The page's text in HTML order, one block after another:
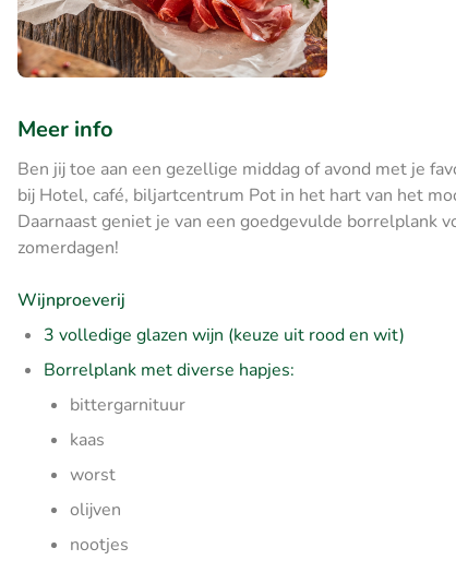
Meer info
Ben jij toe aan een gezellige middag of avond met je
bij Hotel, café, biljartcentrum Pot in het hart van het
Daarnaast geniet je van een goedgevulde borrelplank
zomerdagen!
Wijnproeverij
3 volledige glazen wijn (keuze uit rood en wit)
Borrelplank met diverse hapjes:
bittergarnituur
kaas
worst
olijven
nootjes